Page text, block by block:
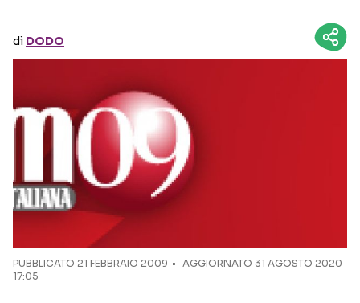
di DODO
PUBBLICATO 21 FEBBRAIO 2009
AGGIORNATO 31 AGOSTO 2020
17:05